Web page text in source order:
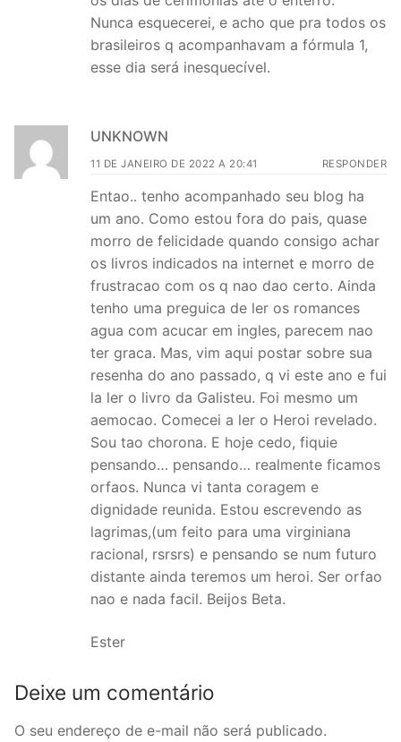
Nunca esquecerei, e acho que pra todos os
brasileiros q acompanhavam a fórmula 1,
esse dia será inesquecível.
UNKNOWN
11 DE JANEIRO DE 2022 A 20:41 RESPONDER
Entao.. tenho acompanhado seu blog ha
um ano. Como estou fora do pais, quase
morro de felicidade quando consigo achar
os livros indicados na internet e morro de
frustracao com os q nao dao certo. Ainda
tenho uma preguica de ler os romances
agua com acucar em ingles, parecem nao
ter graca. Mas, vim aqui postar sobre sua
resenha do ano passado, q vi este ano e fui
la ler o livro da Galisteu. Foi mesmo um
aemocao. Comecei a ler o Heroi revelado.
Sou tao chorona. E hoje cedo, fiquie
pensando… pensando… realmente ficamos
orfaos. Nunca vi tanta coragem e
dignidade reunida. Estou escrevendo as
lagrimas,(um feito para uma virginiana
racional, rsrsrs) e pensando se num futuro
distante ainda teremos um heroi. Ser orfao
nao e nada facil. Beijos Beta.
Ester
Deixe um comentário
O seu endereço de e-mail não será publicado.